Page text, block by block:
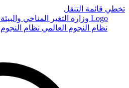
تخطي قائمة التنقل
Logo
نظام النجوم العالمي